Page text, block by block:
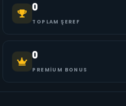
0
TOPLAM ŞEREF
0
PREMIUM BONUS